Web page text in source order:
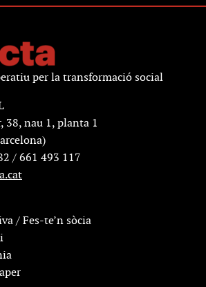
per la transformació social
38, nau 1, planta 1
/ 661 493 117
/ Fes-te’n sòcia